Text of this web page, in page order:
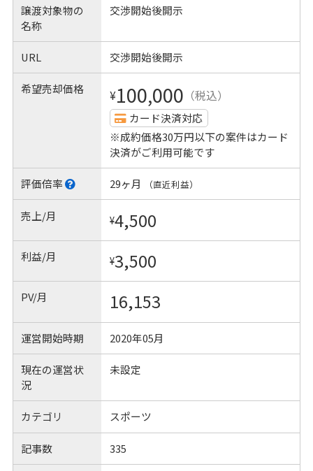
譲渡対象物の
名称
交渉開始後開示
URL 交渉開始後開示
希望売却価格 ¥100,000 （税込）
カード決済対応
※成約価格30万円以下の案件はカード
決済がご利用可能です
評価倍率 29ヶ月 （直近利益）
売上/月 ¥4,500
利益/月 ¥3,500
PV/月 16,153
運営開始時期 2020年05月
現在の運営状
況
未設定
カテゴリ スポーツ
記事数 335